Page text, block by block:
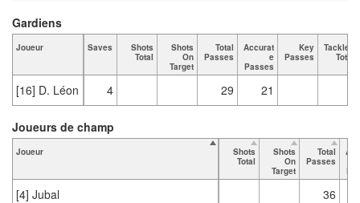
Joueur Saves
Shots
Total
Shots
On
Target
Total
Passes
Accurat
e
Passes
Key
Passes
Tackles
Total
[16] D. Léon 4 29 21
Gardiens
Joueur
Shots
Total
Shots
On
Target
Total
Passes
[4] Jubal
36
Joueurs de champ